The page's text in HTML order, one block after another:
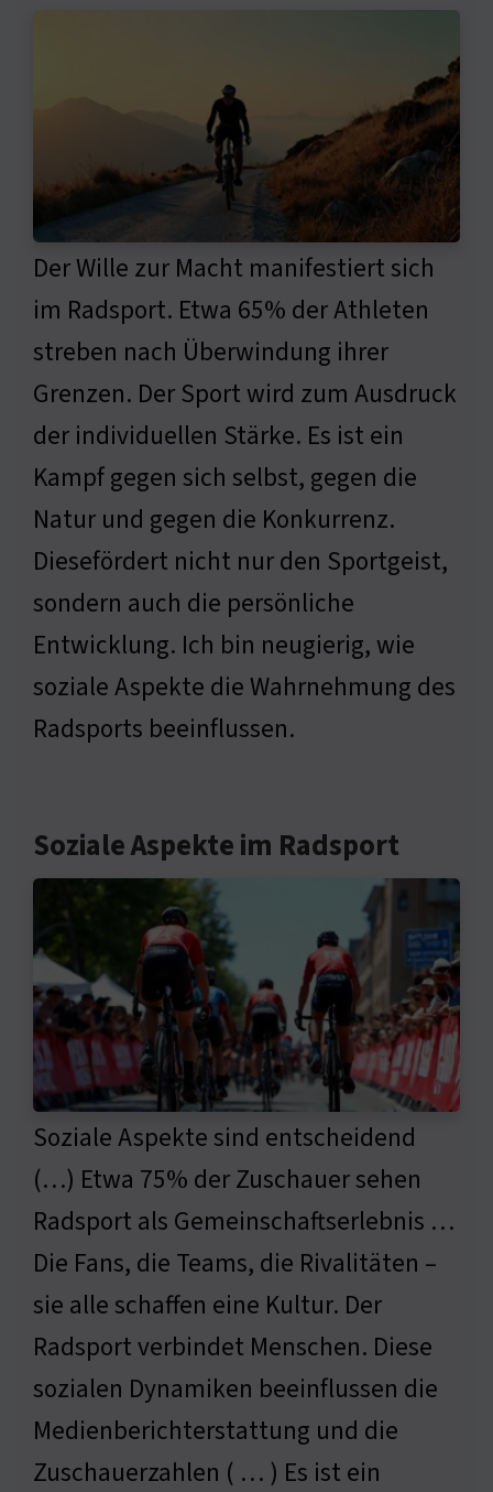
Der Wille zur Macht manifestiert sich
im Radsport. Etwa 65% der Athleten
streben nach Überwindung ihrer
Grenzen. Der Sport wird zum Ausdruck
der individuellen Stärke. Es ist ein
Kampf gegen sich selbst, gegen die
Natur und gegen die Konkurrenz.
Diesefördert nicht nur den Sportgeist,
sondern auch die persönliche
Entwicklung. Ich bin neugierig, wie
soziale Aspekte die Wahrnehmung des
Radsports beeinflussen.
Soziale Aspekte im Radsport
Soziale Aspekte sind entscheidend
(…) Etwa 75% der Zuschauer sehen
Radsport als Gemeinschaftserlebnis …
Die Fans, die Teams, die Rivalitäten –
sie alle schaffen eine Kultur. Der
Radsport verbindet Menschen. Diese
sozialen Dynamiken beeinflussen die
Medienberichterstattung und die
Zuschauerzahlen ( … ) Es ist ein